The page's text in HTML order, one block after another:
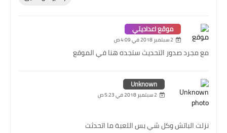
موقع اعداديتي
2 سبتمبر 2018 في 4:09 ص
مع مجرد صدور التحديث ستجده هنا في الموقع
Unknown
2 سبتمبر 2018 في 5:23 ص
نزلت الباتش وكل شي بس اللعبة ما اتحدثت